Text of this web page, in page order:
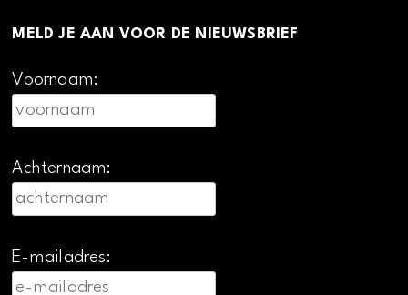
MELD JE AAN VOOR DE NIEUWSBRIEF
Voornaam:
Achternaam:
E-mailadres: